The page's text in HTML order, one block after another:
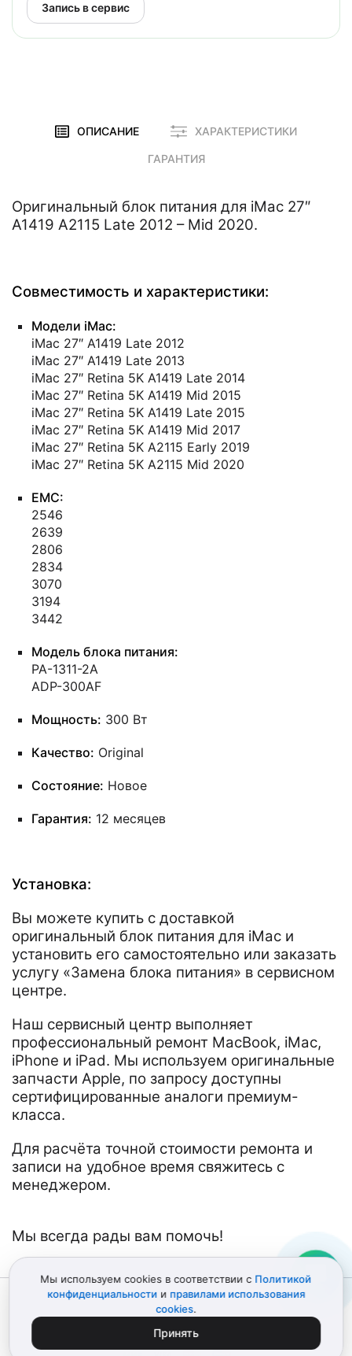
Запись в сервис
ОПИСАНИЕ ХАРАКТЕРИСТИКИ
ГАРАНТИЯ
Оригинальный блок питания для iMac 27″
A1419 A2115 Late 2012 – Mid 2020.
Совместимость и характеристики:
Модели iMac:
iMac 27″ A1419 Late 2012
iMac 27″ A1419 Late 2013
iMac 27″ Retina 5K A1419 Late 2014
iMac 27″ Retina 5K A1419 Mid 2015
iMac 27″ Retina 5K A1419 Late 2015
iMac 27″ Retina 5K A1419 Mid 2017
iMac 27″ Retina 5K A2115 Early 2019
iMac 27″ Retina 5K A2115 Mid 2020
EMC:
2546
2639
2806
2834
3070
3194
3442
Модель блока питания:
PA-1311-2A
ADP-300AF
Мощность: 300 Вт
Качество: Original
Состояние: Новое
Гарантия: 12 месяцев
Установка:
Вы можете купить с доставкой
оригинальный блок питания для iMac и
установить его самостоятельно или заказать
услугу «Замена блока питания» в сервисном
центре.
Наш сервисный центр выполняет
профессиональный ремонт MacBook, iMac,
iPhone и iPad. Мы используем оригинальные
запчасти Apple, по запросу доступны
сертифицированные аналоги премиум-
класса.
Для расчёта точной стоимости ремонта и
записи на удобное время свяжитесь с
менеджером.
Мы всегда рады вам помочь!
© 2012–2026 Детали Эпл
Политика конфиденциальности
Пользовательское соглашение
ИП Поликарпов Д.В. • ИНН 772151303741
Мы используем cookies в соответствии с Политикой
конфиденциальности и правилами использования
cookies.
Принять